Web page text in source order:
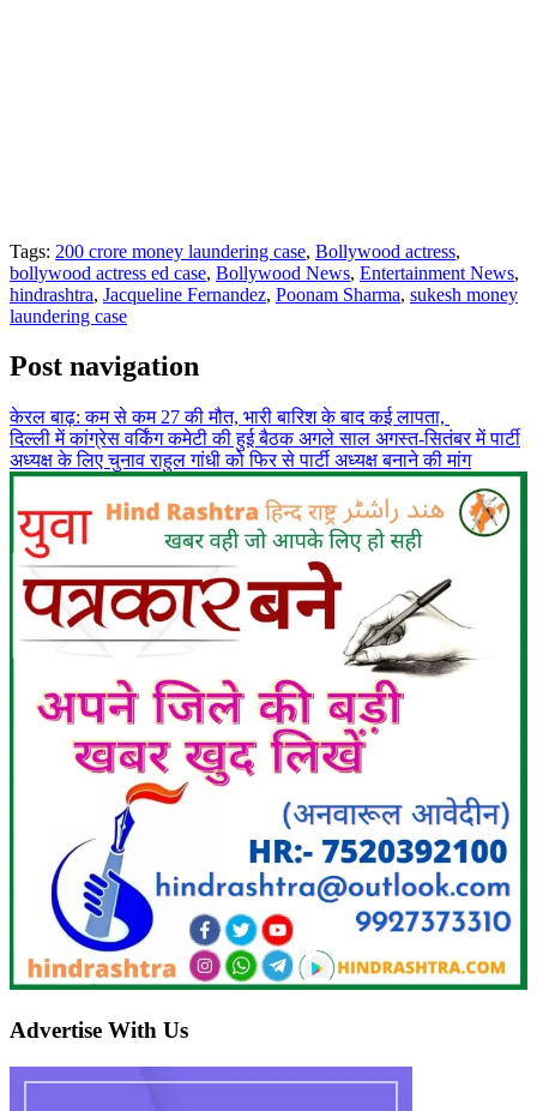
Tags: 200 crore money laundering case, Bollywood actress,
bollywood actress ed case, Bollywood News, Entertainment News,
hindrashtra, Jacqueline Fernandez, Poonam Sharma, sukesh money
laundering case
Post navigation
केरल बाढ़: कम से कम 27 की मौत, भारी बारिश के बाद कई लापता,
दिल्ली में कांग्रेस वर्किंग कमेटी की हुई बैठक अगले साल अगस्त-सितंबर में पार्टी
अध्यक्ष के लिए चुनाव राहुल गांधी को फिर से पार्टी अध्यक्ष बनाने की मांग
Advertise With Us